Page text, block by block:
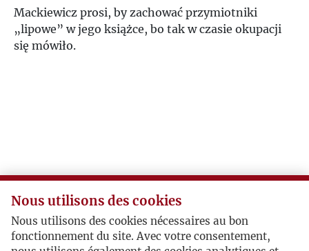
Mackiewicz prosi, by zachować przymiotniki
„lipowe” w jego książce, bo tak w czasie okupacji
się mówiło.
Nous utilisons des cookies
Nous utilisons des cookies nécessaires au bon
fonctionnement du site. Avec votre consentement,